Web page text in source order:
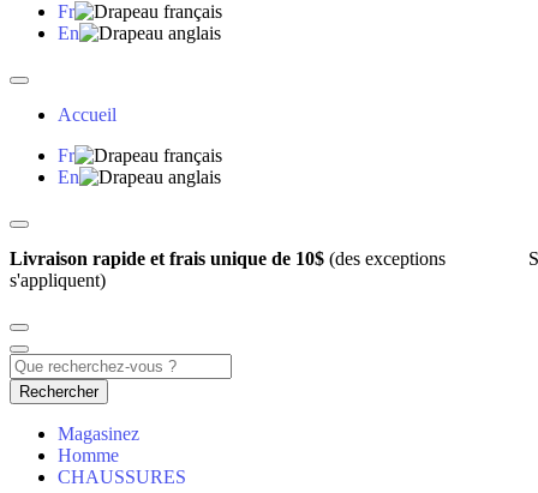
Fr
En
Accueil
Fr
En
Livraison rapide et frais unique de 10$ (des exceptions
s'appliquent)
Rechercher
Magasinez
Homme
CHAUSSURES